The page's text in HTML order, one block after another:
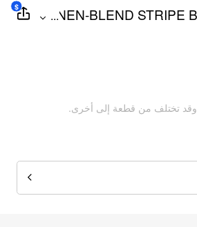
LINEN-BLEND STRIPE
TOP & LOW
...
$
وقد تختلف من قطعة إلى أخرى.